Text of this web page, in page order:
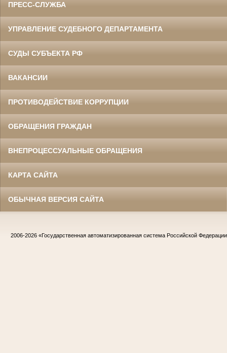
ПРЕСС-СЛУЖБА
УПРАВЛЕНИЕ СУДЕБНОГО ДЕПАРТАМЕНТА
СУДЫ СУБЪЕКТА РФ
ВАКАНСИИ
ПРОТИВОДЕЙСТВИЕ КОРРУПЦИИ
ОБРАЩЕНИЯ ГРАЖДАН
ВНЕПРОЦЕССУАЛЬНЫЕ ОБРАЩЕНИЯ
КАРТА САЙТА
ОБЫЧНАЯ ВЕРСИЯ САЙТА
2006-2026 «Государственная автоматизированная система Российской